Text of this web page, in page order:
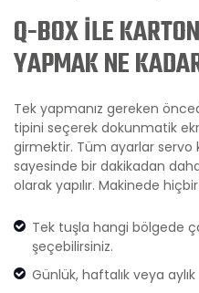
Q-BOX İLE
YAPMAK NE
Tek yapmanız gereken
tipini seçerek dokunmatik
girmektir. Tüm ayarlar servo
sayesinde bir dakikadan
olarak yapılır. Makinede
Tek tuşla hangi bölgede
şeçebilirsiniz.
Günlük, haftalık veya